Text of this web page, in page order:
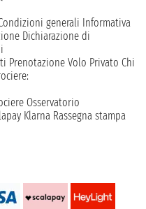
generali Informativa
Dichiarazione di
Prenotazione Volo Privato Chi
Osservatorio
Klarna Rassegna stampa